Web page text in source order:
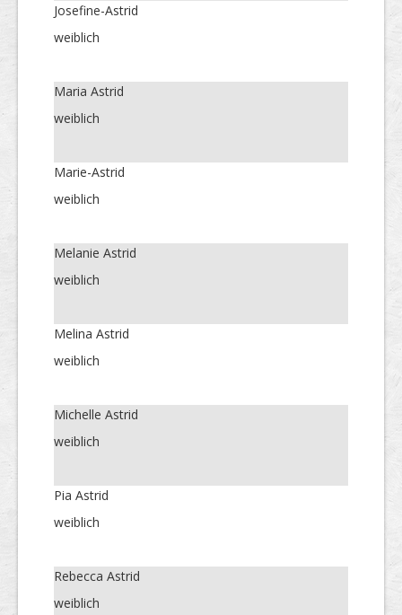
Josefine-Astrid
weiblich
Maria Astrid
weiblich
Marie-Astrid
weiblich
Melanie Astrid
weiblich
Melina Astrid
weiblich
Michelle Astrid
weiblich
Pia Astrid
weiblich
Rebecca Astrid
weiblich